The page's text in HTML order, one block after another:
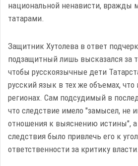
национальной ненависти, вражды
татарами.
Защитник Хутолева в ответ
подзащитный лишь высказался за
чтобы русскоязычные дети
русский язык в тех же объемах, что
регионах. Сам подсудимый в
что следствие имело "замысел, не
отношения к выяснению истины",
следствия было привлечь его к
ответственности за критику власти.